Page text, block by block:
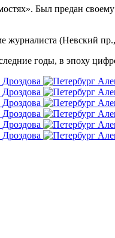
Был предан
журналиста (Невский
годы, в эпоху